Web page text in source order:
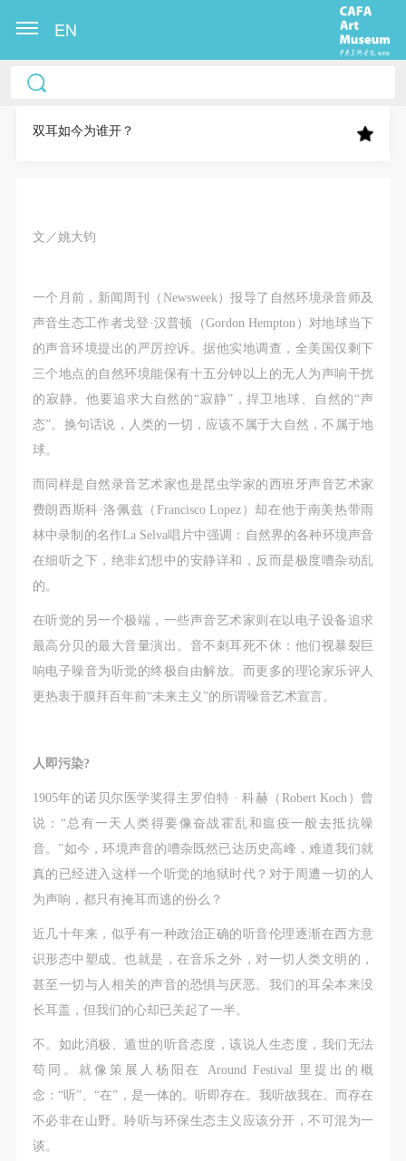
EN
双耳如今为谁开？
文／姚大钧
一个月前，新闻周刊（Newsweek）报导了自然环境录音师及
声音生态工作者戈登·汉普顿（Gordon Hempton）对地球当下
的声音环境提出的严厉控诉。据他实地调查，全美国仅剩下
三个地点的自然环境能保有十五分钟以上的无人为声响干扰
的寂静。他要追求大自然的“寂静”，捍卫地球、自然的“声
态”。换句话说，人类的一切，应该不属于大自然，不属于地
球。
而同样是自然录音艺术家也是昆虫学家的西班牙声音艺术家
费朗西斯科·洛佩兹（Francisco Lopez）却在他于南美热带雨
林中录制的名作La Selva唱片中强调：自然界的各种环境声音
在细听之下，绝非幻想中的安静详和，反而是极度嘈杂动乱
的。
在听觉的另一个极端，一些声音艺术家则在以电子设备追求
最高分贝的最大音量演出。音不刺耳死不休：他们视暴裂巨
响电子噪音为听觉的终极自由解放。而更多的理论家乐评人
更热衷于膜拜百年前“未来主义”的所谓噪音艺术宣言。
人即污染?
1905年的诺贝尔医学奖得主罗伯特 · 科赫（Robert Koch）曾
说：“总有一天人类得要像奋战霍乱和瘟疫一般去抵抗噪
音。”如今，环境声音的嘈杂既然已达历史高峰，难道我们就
真的已经进入这样一个听觉的地狱时代？对于周遭一切的人
为声响，都只有掩耳而逃的份么？
近几十年来，似乎有一种政治正确的听音伦理逐渐在西方意
识形态中塑成。也就是，在音乐之外，对一切人类文明的，
甚至一切与人相关的声音的恐惧与厌恶。我们的耳朵本来没
长耳盖，但我们的心却已关起了一半。
不。如此消极、遁世的听音态度，该说人生态度，我们无法
苟同。就像策展人杨阳在 Around Festival 里提出的概
念：“听”、“在”，是一体的。听即存在。我听故我在。而存在
不必非在山野。聆听与环保生态主义应该分开，不可混为一
谈。
中央美术学院美术馆出版授权协议书
称“CAFAM”），愿意将本人参与中央美术学院美术馆
作发表、出版。中央美术学院可以以电子、网络及其
术馆资料库》等相关资料、文献、档案机构和平台，
在中央美术学院中使用和在互联网上传播，同意按相
关“章程”规定享受相关权益。
中央美术学院美术馆活动安全免责协议书
第一条
本次活动公平公正、自愿参加与退出、风险与责任自
负的原则。但活动有风险，参加者应有必要的风险意
识。
第二条
参加本次活动者必须遵守中华人民共和国的相关法
律、法规，必须遵循道德和社会公德规范，并应该具
备以人为本、团结友爱、互相帮助和助人为乐的良好
品质。
第三条
参加本次活动人员应该是成年人（具有完全民事行为
能力的人，18周岁以上）未成年人必须在成年人的陪
参加活动者在此次活动期间的人身安全责任自负。鼓
励参加者自行购买人身安全保险。活动中一旦出现事
故，活动中任何非事故当事人及美术馆将不承担人身
事故的任何责任，但有互相援助的义务。参加活动的
成员应当积极主动的组织实施救援工作，但对事故本
身不承担任何法律责任和经济责任。参加本次活动者
第五条
参加活动者在此次活动期间应主动遵守美术馆活动秩
序、维护美术馆场地及展示、展览、馆藏艺术作品及
衍生品的安全。活动中一旦因个人原因造成美术馆场
地、空间、艺术品、衍生品等受到不同程度的损失、
破坏。活动中任何非事故当事人及美术馆将不承担相
应的责任与损失，应由参与活动者根据相应的法律条
文、组织规定进行协商和赔偿。并追究相应的法律责
任和经济责任。
中央美术学院美术馆出版授权协议书
称“CAFAM”），愿意将本人参与中央美术学院美术馆
作发表、出版。中央美术学院可以以电子、网络及其
术馆资料库》等相关资料、文献、档案机构和平台，
在中央美术学院中使用和在互联网上传播，同意按相
关“章程”规定享受相关权益。
中央美术学院美术馆活动安全免责协议书
第一条
本次活动公平公正、自愿参加与退出、风险与责任自
负的原则。但活动有风险，参加者应有必要的风险意
识。
第二条
参加本次活动者必须遵守中华人民共和国的相关法
律、法规，必须遵循道德和社会公德规范，并应该具
备以人为本、团结友爱、互相帮助和助人为乐的良好
品质。
第三条
参加本次活动人员应该是成年人（具有完全民事行为
能力的人，18周岁以上）未成年人必须在成年人的陪
参加活动者在此次活动期间的人身安全责任自负。鼓
励参加者自行购买人身安全保险。活动中一旦出现事
故，活动中任何非事故当事人及美术馆将不承担人身
事故的任何责任，但有互相援助的义务。参加活动的
成员应当积极主动的组织实施救援工作，但对事故本
身不承担任何法律责任和经济责任。参加本次活动者
第五条
参加活动者在此次活动期间应主动遵守美术馆活动秩
序、维护美术馆场地及展示、展览、馆藏艺术作品及
衍生品的安全。活动中一旦因个人原因造成美术馆场
地、空间、艺术品、衍生品等受到不同程度的损失、
破坏。活动中任何非事故当事人及美术馆将不承担相
应的责任与损失，应由参与活动者根据相应的法律条
文、组织规定进行协商和赔偿。并追究相应的法律责
任和经济责任。
中央美术学院美术馆出版授权协议书
称“CAFAM”），愿意将本人参与中央美术学院美术馆
作发表、出版。中央美术学院可以以电子、网络及其
术馆资料库》等相关资料、文献、档案机构和平台，
在中央美术学院中使用和在互联网上传播，同意按相
关“章程”规定享受相关权益。
中央美术学院美术馆活动安全免责协议书
第一条
本次活动公平公正、自愿参加与退出、风险与责任自
负的原则。但活动有风险，参加者应有必要的风险意
识。
第二条
参加本次活动者必须遵守中华人民共和国的相关法
律、法规，必须遵循道德和社会公德规范，并应该具
备以人为本、团结友爱、互相帮助和助人为乐的良好
品质。
第三条
参加本次活动人员应该是成年人（具有完全民事行为
能力的人，18周岁以上）未成年人必须在成年人的陪
参加活动者在此次活动期间的人身安全责任自负。鼓
励参加者自行购买人身安全保险。活动中一旦出现事
故，活动中任何非事故当事人及美术馆将不承担人身
事故的任何责任，但有互相援助的义务。参加活动的
成员应当积极主动的组织实施救援工作，但对事故本
身不承担任何法律责任和经济责任。参加本次活动者
第五条
参加活动者在此次活动期间应主动遵守美术馆活动秩
序、维护美术馆场地及展示、展览、馆藏艺术作品及
衍生品的安全。活动中一旦因个人原因造成美术馆场
地、空间、艺术品、衍生品等受到不同程度的损失、
破坏。活动中任何非事故当事人及美术馆将不承担相
应的责任与损失，应由参与活动者根据相应的法律条
文、组织规定进行协商和赔偿。并追究相应的法律责
任和经济责任。